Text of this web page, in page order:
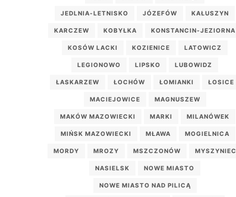
JEDLNIA-LETNISKO JÓZEFÓW KAŁUSZYN
KARCZEW KOBYŁKA KONSTANCIN-JEZIORNA
KOSÓW LACKI KOZIENICE LATOWICZ
LEGIONOWO LIPSKO LUBOWIDZ
ŁASKARZEW ŁOCHÓW ŁOMIANKI ŁOSICE
MACIEJOWICE MAGNUSZEW
MAKÓW MAZOWIECKI MARKI MILANÓWEK
MIŃSK MAZOWIECKI MŁAWA MOGIELNICA
MORDY MROZY MSZCZONÓW MYSZYNIEC
NASIELSK NOWE MIASTO
NOWE MIASTO NAD PILICĄ